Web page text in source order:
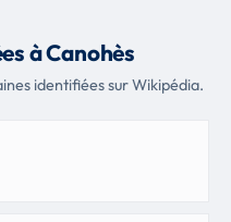
à Canohès
identifiées sur Wikipédia.